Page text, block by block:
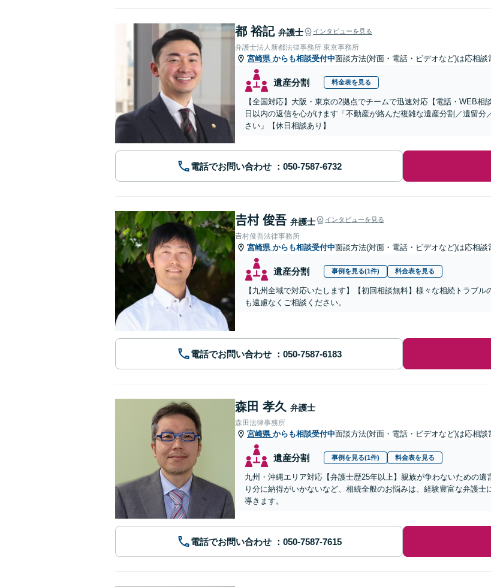
都 裕記 弁護士 インタビューを見る
弁護士法人新都法律事務所 東京事務所
宮崎県 からも相談受付中面談方法(対面・電話・ビデオなど)は応相談
遺産分割 料金表を見る
【全国対応】大阪・東京の2拠点でチームで迅速対応【電話・WEB
日以内の返信を心がけます「不動産が絡んだ複雑な遺産分割／遺留
さい」【休日相談あり】
電話でお問い合わせ
𠮷村 俊吾 弁護士 インタビューを見る
𠮷村俊吾法律事務所
宮崎県 からも相談受付中面談方法(対面・電話・ビデオなど)は応相談
遺産分割 事例を見る(1件) 料金表を見る
【九州全域で対応いたします】【初回相談無料】様々な相続トラブ
も遠慮なくご相談ください。
電話でお問い合わせ
森田 孝久 弁護士
森田法律事務所
宮崎県 からも相談受付中面談方法(対面・電話・ビデオなど)は応相談
遺産分割 事例を見る(1件) 料金表を見る
九州・沖縄エリア対応【弁護士歴25年以上】親族が争わないための
り分に納得がいかないなど、相続全般のお悩みは、経験豊富な弁護
導きます。
電話でお問い合わせ